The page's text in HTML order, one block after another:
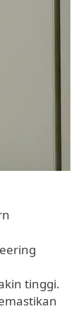
tinggi.